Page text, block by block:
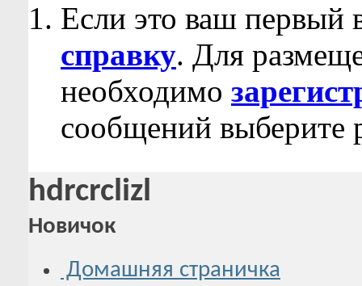
Если это ваш первый
справку. Для
необходимо
сообщений выберите
hdrcrclizl
Новичок
Домашняя страничка